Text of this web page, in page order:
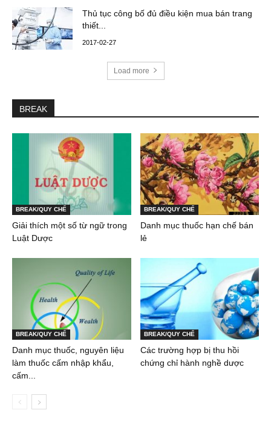
Thủ tục công bố đủ điều kiện mua bán trang
thiết...
2017-02-27
Load more
BREAK
BREAK/QUY CHẾ
Giải thích một số từ ngữ trong
Luật Dược
BREAK/QUY CHẾ
Danh mục thuốc hạn chế bán
lẻ
BREAK/QUY CHẾ
Danh mục thuốc, nguyên liệu
làm thuốc cấm nhập khẩu,
cấm...
BREAK/QUY CHẾ
Các trường hợp bị thu hồi
chứng chỉ hành nghề dược